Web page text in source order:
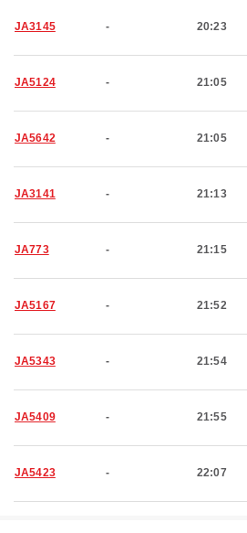
JA3145 - 20:23
JA5124 - 21:05
JA5642 - 21:05
JA3141 - 21:13
JA773 - 21:15
JA5167 - 21:52
JA5343 - 21:54
JA5409 - 21:55
JA5423 - 22:07